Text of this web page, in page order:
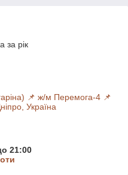
за рік
📌 ж/м Перемога-4 📌
Україна
21:00